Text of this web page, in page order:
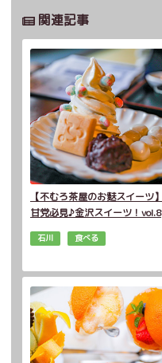
関連記事
【不むろ茶屋のお麩スイーツ】
甘党必見♪金沢スイーツ！vol.8
石川 食べる